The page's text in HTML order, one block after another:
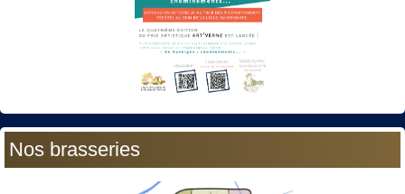
Nos brasseries